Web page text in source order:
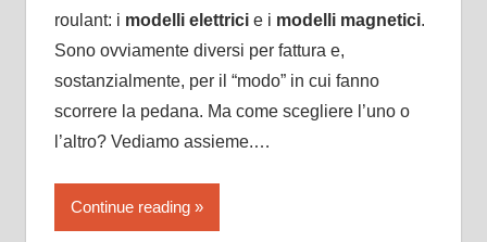
roulant: i modelli elettricie i modelli magnetici.
Sono ovviamente diversi per fattura e,
sostanzialmente, per il “modo” in cui fanno
scorrere la pedana. Ma come scegliere l’uno o
l’altro? Vediamo assieme.…
Continue reading